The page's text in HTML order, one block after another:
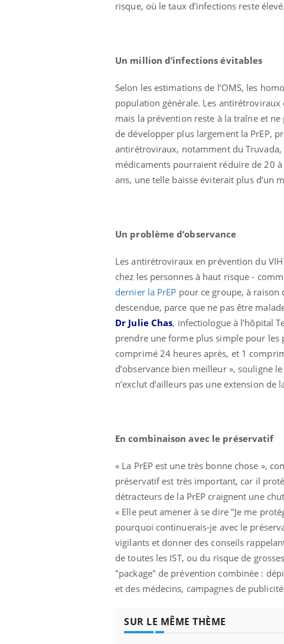
risque, où le taux d’infections reste élevé.
Un million d’infections évitables
Selon les estimations de l’OMS, les
population générale. Les
mais la prévention reste à la traîne et ne
de développer plus largement la PrEP,
antirétroviraux, notamment du Truvada,
médicaments pourraient réduire de 20 à
ans, une telle baisse éviterait plus d’un
Un problème d’observance
Les antirétroviraux en prévention du
chez les personnes à haut risque -
dernier la PrEP pour ce groupe, à raison
descendue, parce que ne pas être
Dr Julie Chas, infectiologue à l’hôpital
prendre une forme plus simple pour les
comprimé 24 heures après, et 1
d’observance bien meilleur », souligne
n’exclut d’ailleurs pas une extension
En combinaison avec le préservatif
« La PrEP est une très bonne chose »,
préservatif est très important, car il
détracteurs de la PrEP craignent une
« Elle peut amener à se dire "Je me
pourquoi continuerais-je avec le
vigilants et donner des conseils
de toutes les IST, ou du risque de
"package" de prévention combinée :
et des médecins, campagnes de
SUR LE MÊME THÈME
Carence en fer : comprendre pour
Youtube
Fatigue, irritabilité, brouillard mental ou
même alopécie… Les symptômes de la
carence en fer sont multiples ce qui la rend
Youtube
osait
En
reste